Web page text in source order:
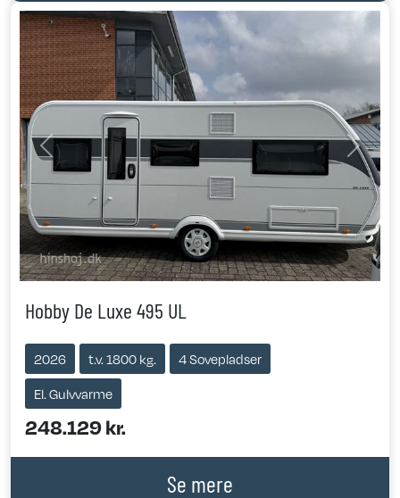
Previous Next
Hobby De Luxe 495 UL
2026 t.v. 1800 kg.
4 Sovepladser
El. Gulvvarme
248.129 kr.
Se mere